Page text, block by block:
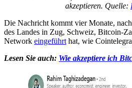
akzeptieren. Quelle:
Die Nachricht kommt vier Monate,
des Landes in Zug, Schweiz, Bitcoin-
Network eingeführt hat, wie
Lesen Sie auch: Wie akzeptiere ich